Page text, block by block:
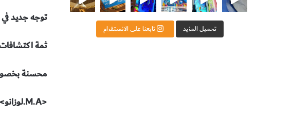
توجه جديد
ثمة
محسنة
<M.A.لوزانو> ـ<K.S.كاليا>
تحميل المزيد تابعنا على الانستقرام